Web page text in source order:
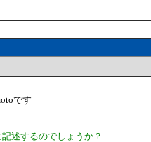
す
述するのでしょうか？